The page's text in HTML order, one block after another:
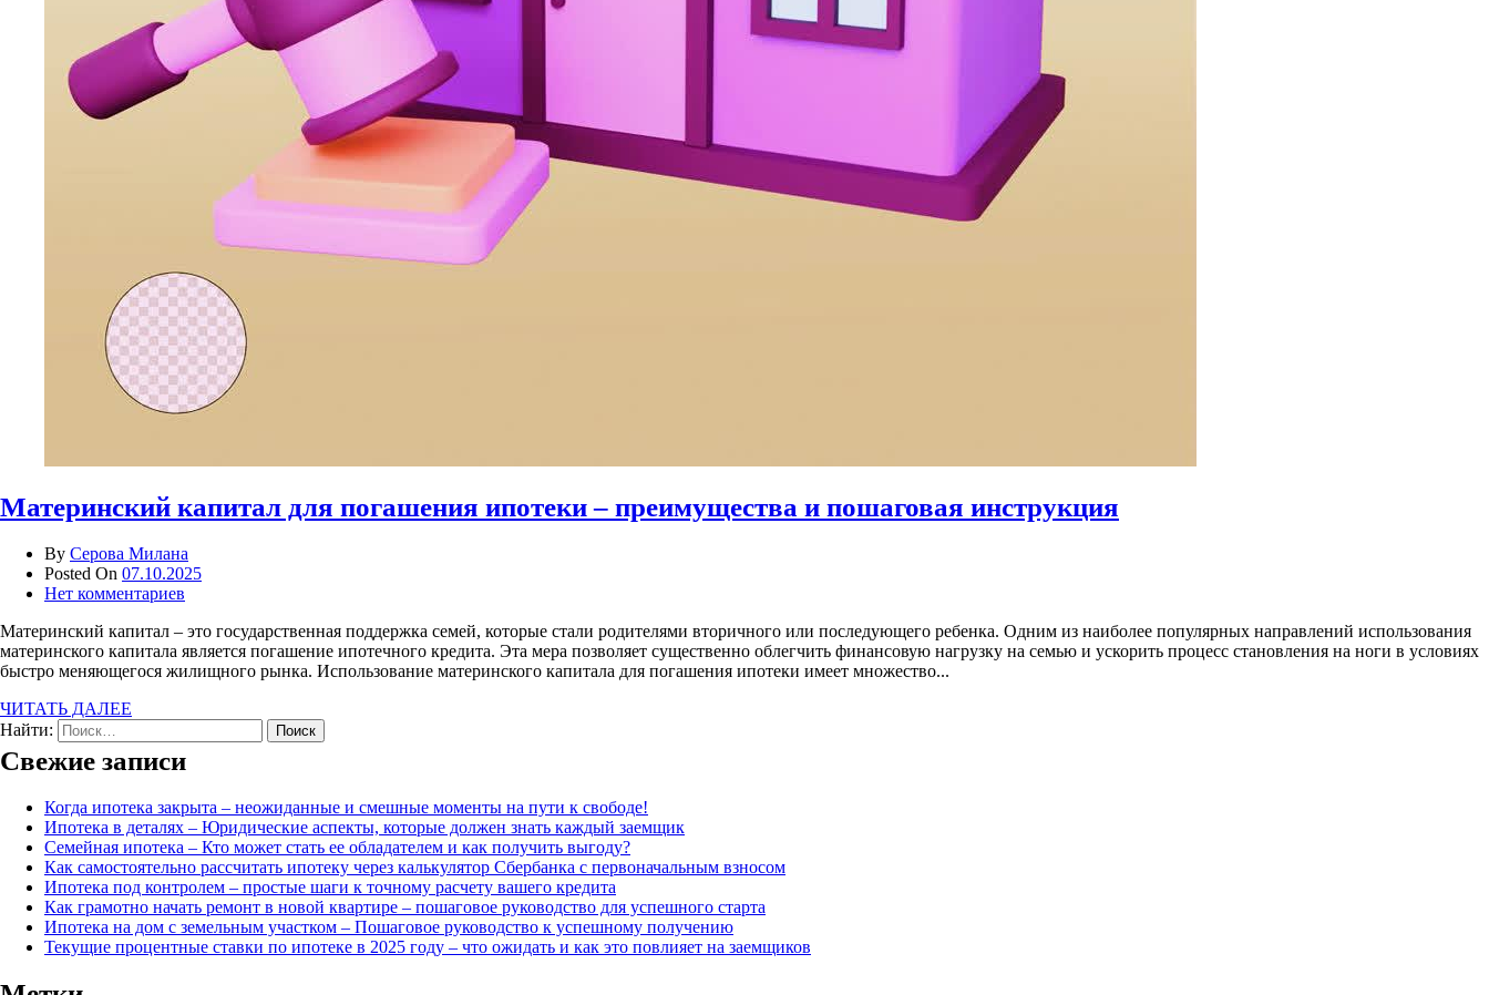
Материнский капитал для погашения ипотеки – преимущества и пошаговая инструкция
By Серова Милана
Posted On 07.10.2025
Нет комментариев
Материнский капитал – это государственная поддержка семей, которые стали родителями вторичного или последующего ребенка. Одним из наиболее популярных направлений использования
материнского капитала является погашение ипотечного кредита. Эта мера позволяет существенно облегчить финансовую нагрузку на семью и ускорить процесс становления на ноги в условиях
быстро меняющегося жилищного рынка. Использование материнского капитала для погашения ипотеки имеет множество...
ЧИТАТЬ ДАЛЕЕ
Найти:
Свежие записи
Когда ипотека закрыта – неожиданные и смешные моменты на пути к свободе!
Ипотека в деталях – Юридические аспекты, которые должен знать каждый заемщик
Семейная ипотека – Кто может стать ее обладателем и как получить выгоду?
Как самостоятельно рассчитать ипотеку через калькулятор Сбербанка с первоначальным взносом
Ипотека под контролем – простые шаги к точному расчету вашего кредита
Как грамотно начать ремонт в новой квартире – пошаговое руководство для успешного старта
Ипотека на дом с земельным участком – Пошаговое руководство к успешному получению
Текущие процентные ставки по ипотеке в 2025 году – что ожидать и как это повлияет на заемщиков